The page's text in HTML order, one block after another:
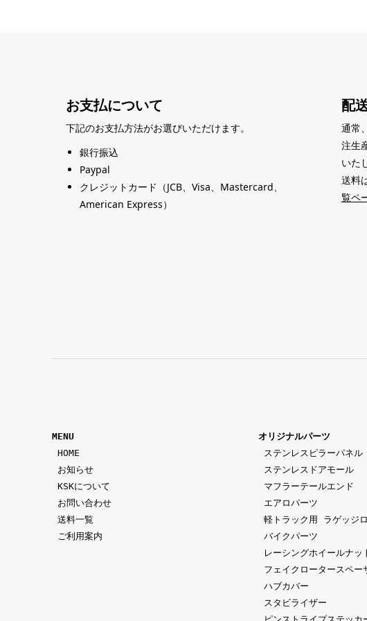
お支払について
下記のお支払方法がお選びいただけます。
銀行振込
Paypal
クレジットカード（JCB、Visa、Mastercard、
American Express）
配
通常
注生
いた
送料
覧ペ
MENU
HOME
お知らせ
KSKについて
お問い合わせ
送料一覧
ご利用案内
オリジナルパーツ
ステンレスピラーパネル
ステンレスドアモール
マフラーテールエンド
エアロパーツ
軽トラック用 ラゲッジ
バイクパーツ
レーシングホイールナッ
フェイクロータースペー
ハブカバー
スタビライザー